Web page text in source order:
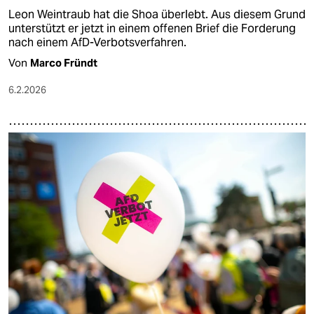
Leon Weintraub hat die Shoa überlebt. Aus diesem Grund
unterstützt er jetzt in einem offenen Brief die Forderung
nach einem AfD-Verbotsverfahren.
Von Marco Fründt
6.2.2026